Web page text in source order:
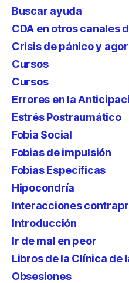
Buscar ayuda
CDA en otros canales
Crisis de pánico y
Cursos
Cursos
Errores en la
Estrés Postraumático
Fobia Social
Fobias de impulsión
Fobias Específicas
Hipocondría
Interacciones
Introducción
Ir de mal en peor
Libros de la Clínica de
Obsesiones